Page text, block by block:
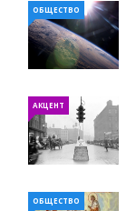
ОБЩЕСТВО
АКЦЕНТ
ОБЩЕСТВО